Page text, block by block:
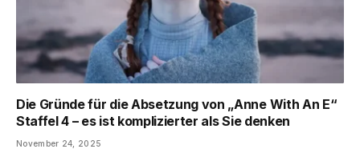
Die Gründe für die Absetzung von „Anne With An E“
Staffel 4 – es ist komplizierter als Sie denken
November 24, 2025